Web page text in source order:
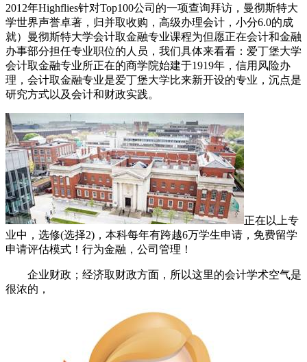
2012年Highflies针对Top100公司的一项查询拜访，曼彻斯特大
学世界声誉卓著，归并取收购，高级办理会计，小分6.0的成
就）曼彻斯特大学会计取金融专业课程为但愿正在会计和金融
办事部分担任专业职位的人员，我们具体来看看：爱丁堡大学
会计取金融专业所正在的商学院始建于1919年，信用风险办
理，会计取金融专业是爱丁堡大学比来新开设的专业，沉点是
研究方式以及会计和财政实践。
正在以上专
业中，选修(选择2)，本科每年有跨越6万学生申请，免费留学
申请评估模式！行为金融，公司管理！
企业财政；经济取财政方面，所以这里的会计学术空气是
很浓的，